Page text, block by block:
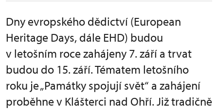
Dny evropského dědictví (European
Heritage Days, dále EHD) budou
v letošním roce zahájeny 7. září a trvat
budou do 15. září. Tématem letošního
roku je „Památky spojují svět“ a zahájení
proběhne v Klášterci nad Ohří. Již tradičně